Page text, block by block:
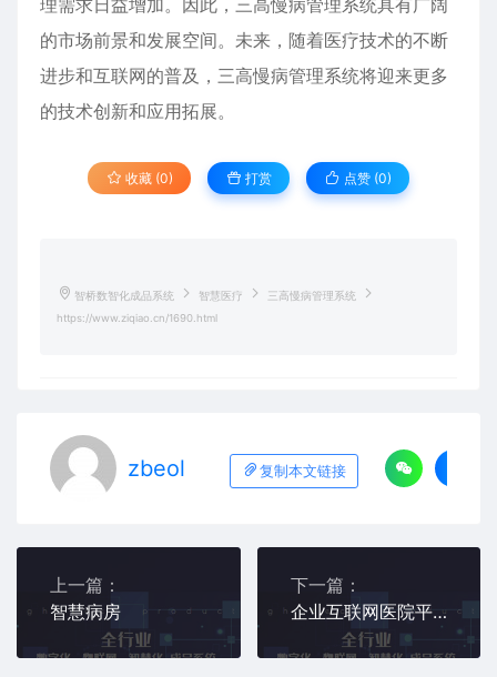
理需求日益增加。因此，三高慢病管理系统具有广阔
的市场前景和发展空间。未来，随着医疗技术的不断
进步和互联网的普及，三高慢病管理系统将迎来更多
的技术创新和应用拓展。
收藏 (0) 打赏 点赞 (0)
智桥数智化成品系统 智慧医疗
三高慢病管理系统
https://www.ziqiao.cn/1690.html
zbeol 复制本文链接
上一篇：
智慧病房
下一篇：
企业互联网医院平台